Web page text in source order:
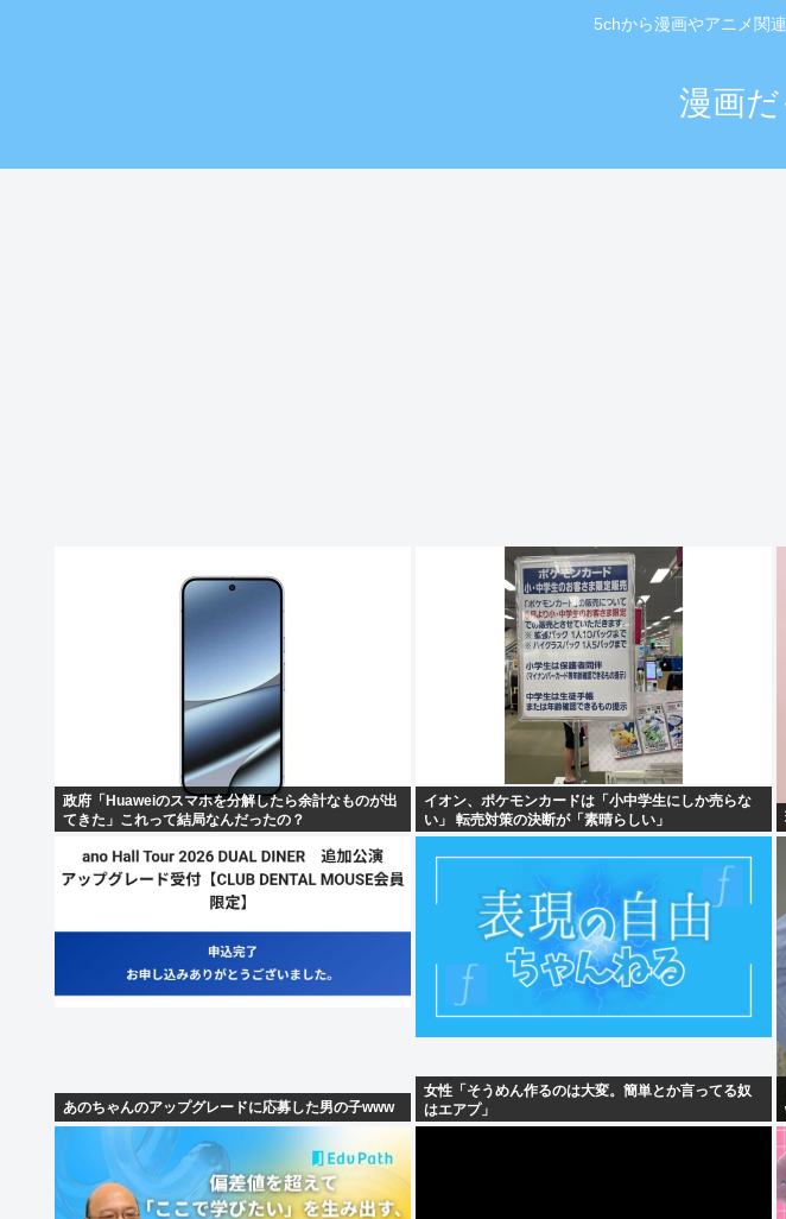
5chから漫画やアニメ関
漫画
政府「Huaweiのスマホを分解したら余計なものが出
てきた」これって結局なんだったの？
イオン、ポケモンカードは「小中学生にしか売らな
い」 転売対策の決断が「素晴らしい」
あのちゃんのアップグレードに応募した男の子www
女性「そうめん作るのは大変。簡単とか言ってる奴
はエアプ」